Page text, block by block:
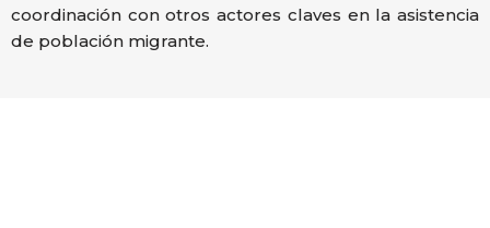
coordinación con otros actores claves en la asistencia
de población migrante.